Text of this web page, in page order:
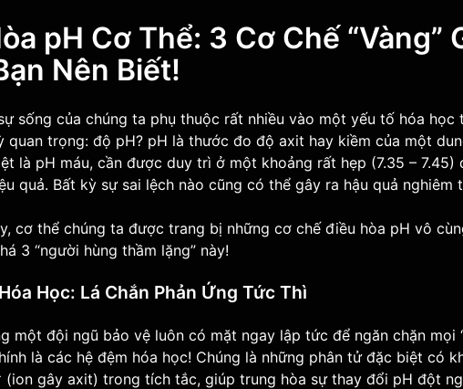
pH Cơ Thể: 3 Cơ Chế “Vàng”
Nên Biết!
sống của chúng ta phụ thuộc rất nhiều vào một yếu tố hóa
quan trọng: độ pH? pH là thước đo độ axit hay kiềm của một
là pH máu, cần được duy trì ở một khoảng rất hẹp (7.35 – 7.45)
quả. Bất kỳ sự sai lệch nào cũng có thể gây ra hậu quả nghiêm
cơ thể chúng ta được trang bị những cơ chế điều hòa pH vô
3 “người hùng thầm lặng” này!
Học: Lá Chắn Phản Ứng Tức Thì
một đội ngũ bảo vệ luôn có mặt ngay lập tức để ngăn chặn mọi
là các hệ đệm hóa học! Chúng là những phân tử đặc biệt có
(ion gây axit) trong tích tắc, giúp trung hòa sự thay đổi pH đột